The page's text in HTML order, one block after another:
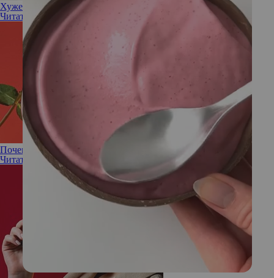
Хуже алкоголя: какие продукты вредят здоровью печени
Читать полностью
Почему важно исключить алкоголь при эндометриозе
Читать полностью